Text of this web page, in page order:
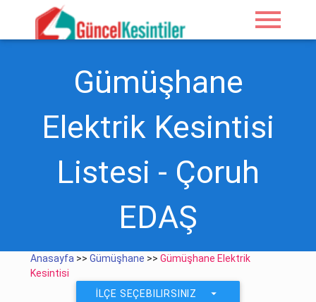
menu
Gümüşhane
Elektrik Kesintisi
Listesi - Çoruh
EDAŞ
Anasayfa >>Gümüşhane >>Gümüşhane Elektrik
Kesintisi
İLÇE SEÇEBILIRSINIZ
arrow_drop_down